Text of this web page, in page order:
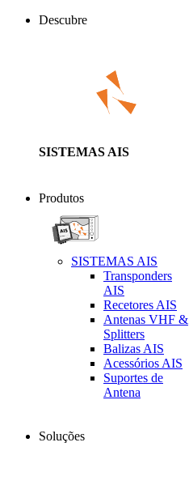
Descubre
SISTEMAS AIS
Produtos
SISTEMAS AIS
Transponders
AIS
Recetores AIS
Antenas VHF &
Splitters
Balizas AIS
Acessórios AIS
Suportes de
Antena
Soluções